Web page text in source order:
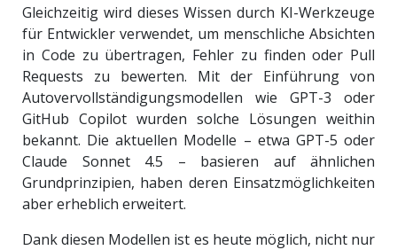
Gleichzeitig wird dieses Wissen durch KI-Werkzeuge
für Entwickler verwendet, um menschliche Absichten
in Code zu übertragen, Fehler zu finden oder Pull
Requests zu bewerten. Mit der Einführung von
Autovervollständigungsmodellen wie GPT-3 oder
GitHub Copilot wurden solche Lösungen weithin
bekannt. Die aktuellen Modelle – etwa GPT-5 oder
Claude Sonnet 4.5 – basieren auf ähnlichen
Grundprinzipien, haben deren Einsatzmöglichkeiten
aber erheblich erweitert.
Dank diesen Modellen ist es heute möglich, nicht nur